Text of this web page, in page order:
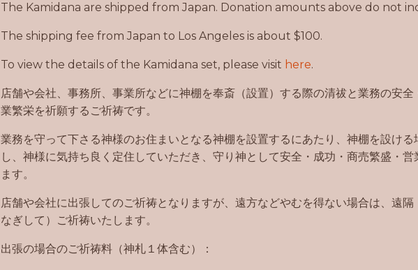
The Kamidana are shipped from Japan. Donation amounts above do not
The shipping fee from Japan to Los Angeles is about $100.
To view the details of the Kamidana set, please visit here.
店舗や会社、事務所、事業所などに神棚を奉斎（設置）する際の清祓と業務の安全
業繁栄を祈願するご祈祷です。
業務を守って下さる神様のお住まいとなる神棚を設置するにあたり、神棚を設ける
し、神様に気持ち良く定住していただき、守り神として安全・成功・商売繁盛・営
ます。
店舗や会社に出張してのご祈祷となりますが、遠方などやむを得ない場合は、遠
なぎして）ご祈祷いたします。
出張の場合のご祈祷料（神札１体含む）：